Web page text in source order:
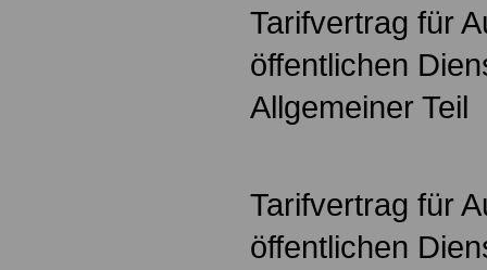
Tarifvertrag für
öffentlichen
Allgemeiner Teil
Tarifvertrag für
öffentlichen